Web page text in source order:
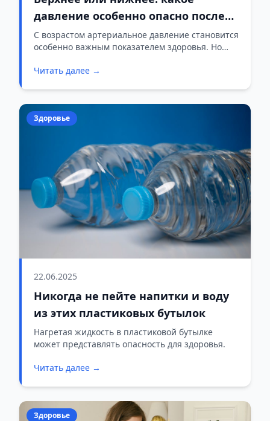
давление особенно опасно после
60 лет
С возрастом артериальное давление становится
особенно важным показателем здоровья. Но
(систолическое) или нижнее (диастолическое)?
Читать далее →
Здоровье
22.06.2025
Никогда не пейте напитки и воду
из этих пластиковых бутылок
Нагретая жидкость в пластиковой бутылке
может представлять опасность для здоровья.
Читать далее →
Здоровье